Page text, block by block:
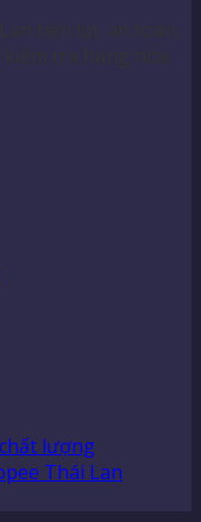
tiện lợi, an toàn,
tra hàng hóa
lượng
Thái Lan